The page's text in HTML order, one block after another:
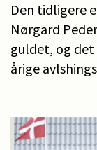
Den tidligere
Nørgard
guldet, og det
årige